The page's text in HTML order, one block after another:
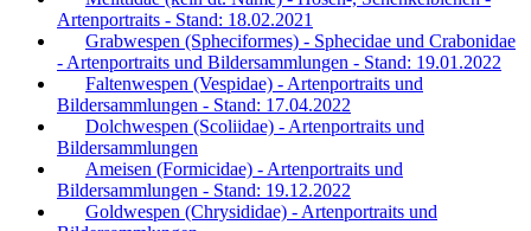
Artenportraits - Stand: 18.02.2021
Grabwespen (Spheciformes) - Sphecidae und Crabonidae
- Artenportraits und Bildersammlungen - Stand: 19.01.2022
Faltenwespen (Vespidae) - Artenportraits und
Bildersammlungen - Stand: 17.04.2022
Dolchwespen (Scoliidae) - Artenportraits und
Bildersammlungen
Ameisen (Formicidae) - Artenportraits und
Bildersammlungen - Stand: 19.12.2022
Goldwespen (Chrysididae) - Artenportraits und